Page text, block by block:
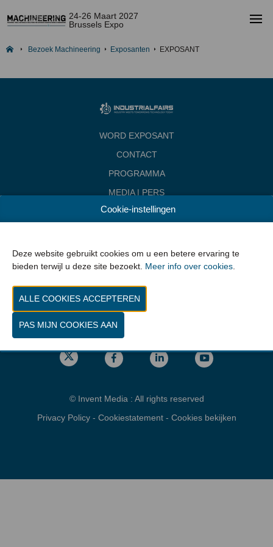
24-26 Maart 2027
Brussels Expo
Bezoek Machineering Exposanten EXPOSANT
WORD EXPOSANT
CONTACT
PROGRAMMA
MEDIA | PERS
INDUSTRIALFAIRS
Woensdag 24 maart 2027 van 10.00 - 18.00
Donderdag 25 maart 2027 van 10.00 - 22.00
Locatie
gps: Parking C - Romeinsesteenweg
1853 Brussel
© Invent Media : All rights reserved
Privacy Policy- Cookiestatement- Cookies bekijken
Cookie-instellingen
Deze website gebruikt cookies om u een betere ervaring te
bieden terwijl u deze site bezoekt. Meer info over cookies